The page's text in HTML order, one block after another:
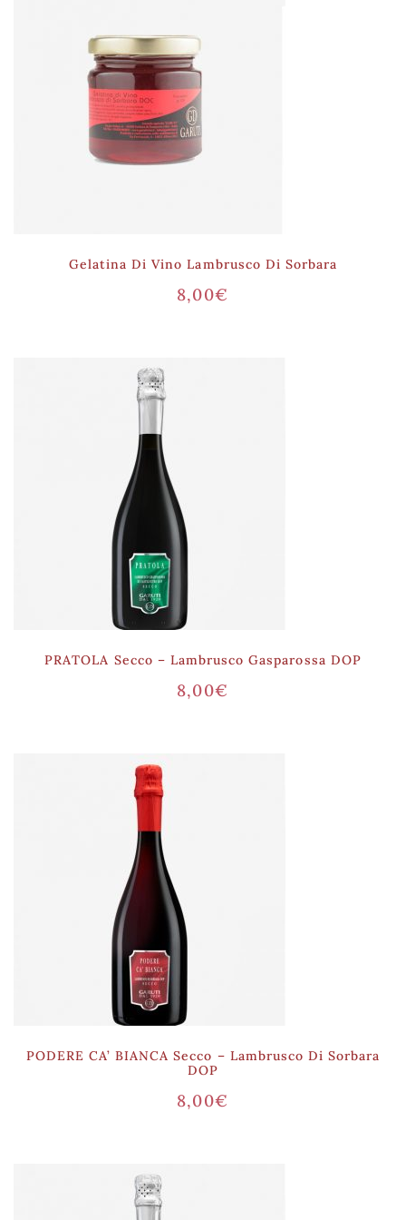
Gelatina Di Vino Lambrusco Di Sorbara
8,00€
PRATOLA Secco – Lambrusco Gasparossa DOP
8,00€
PODERE CA’ BIANCA Secco – Lambrusco Di Sorbara
DOP
8,00€